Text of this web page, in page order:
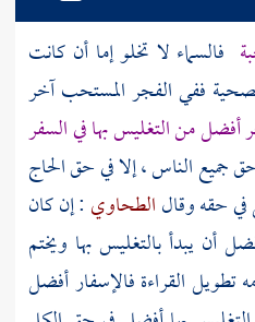
فالسماء لا تخلو إما أن كانت
ففي الفجر المستحب آخر
أفضل من التغليس بها في السفر
جميع الناس ، إلا في حق الحاج
في حقه وقالالطحاوي : إن كان
أن يبدأ بالتغليس بها ويختم
تطويل القراءة فالإسفار أفضل